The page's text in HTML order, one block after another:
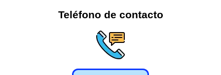
Teléfono de contacto